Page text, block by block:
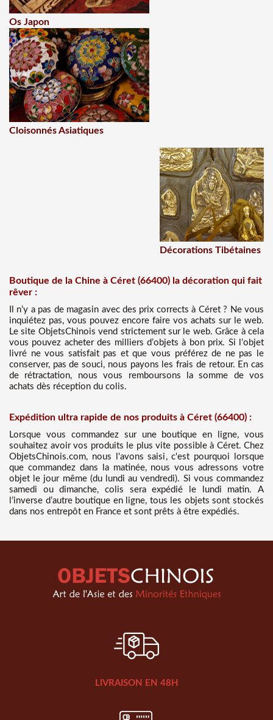
Os Japon
Cloisonnés Asiatiques
Décorations Tibétaines
Boutique de la Chine à Céret (66400) la décoration qui fait
rêver :
Il n’y a pas de magasin avec des prix corrects à Céret ? Ne vous
inquiétez pas, vous pouvez encore faire vos achats sur le web.
Le site ObjetsChinois vend strictement sur le web. Grâce à cela
vous pouvez acheter des milliers d’objets à bon prix. Si l’objet
livré ne vous satisfait pas et que vous préférez de ne pas le
conserver, pas de souci, nous payons les frais de retour. En cas
de rétractation, nous vous remboursons la somme de vos
achats dès réception du colis.
Expédition ultra rapide de nos produits à Céret (66400) :
Lorsque vous commandez sur une boutique en ligne, vous
souhaitez avoir vos produits le plus vite possible à Céret. Chez
ObjetsChinois.com, nous l'avons saisi, c'est pourquoi lorsque
que commandez dans la matinée, nous vous adressons votre
objet le jour même (du lundi au vendredi). Si vous commandez
samedi ou dimanche, colis sera expédié le lundi matin. A
l’inverse d’autre boutique en ligne, tous les objets sont stockés
dans nos entrepôt en France et sont prêts à être expédiés.
LIVRAISON EN 48H